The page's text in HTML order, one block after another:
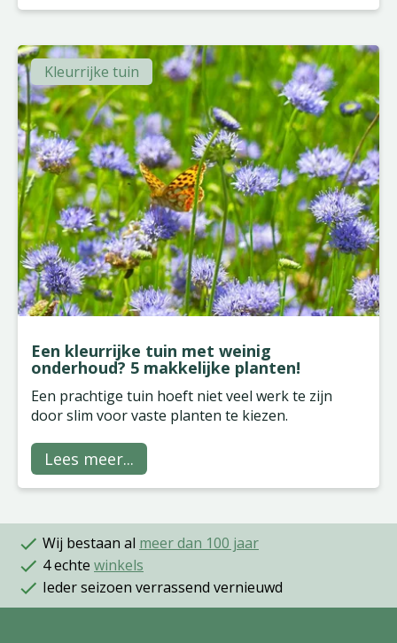
Een kleurrijke tuin met weinig
onderhoud? 5 makkelijke planten!
Kleurrijke tuin
Een prachtige tuin hoeft niet veel werk te zijn
door slim voor vaste planten te kiezen.
Lees meer...
Wij bestaan al meer dan 100 jaar
4 echte winkels
Ieder seizoen verrassend vernieuwd